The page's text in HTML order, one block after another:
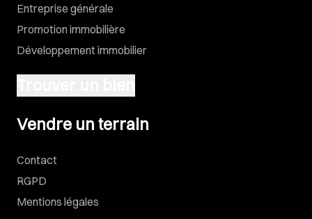
Entreprise générale
Promotion immobilière
Développement immobilier
Vendre un terrain
Contact
RGPD
Mentions légales